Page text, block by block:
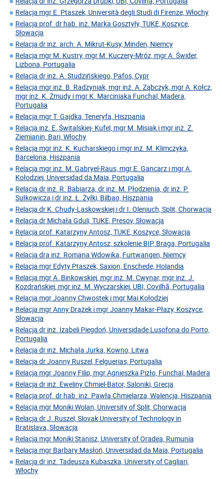
Relacja mgr E. Ptaszek, Università degli Studi di Firenze, Włochy
Relacja prof. dr hab. inż. Marka Gosztyły, TUKE, Koszyce,
Słowacja
Relacja dr inż. arch. A. Mikrut-Kusy, Minden, Niemcy
Relacja mgr M. Kustry, mgr M. Kuczery-Mróz, mgr A. Świder,
Lizbona, Portugalia
Relacja dr inż. A. Studzińskiego, Pafos, Cypr
Relacja mgr inż. B. Radzyniak, mgr inż. A. Ząbczyk, mgr A. Kołcz,
mgr inż. K. Żmudy i mgr K. Marciniaka Funchal, Madera,
Portugalia
Relacja mgr T. Gajdka, Teneryfa, Hiszpania
Relacja inż. E. Świtalskiej- Kufel, mgr M. Misiak i mgr inż. Z.
Ziemianin, Bari, Włochy
Relacja mgr inż. K. Kucharskiego i mgr inż. M. Klimczyka,
Barcelona, Hiszpania
Relacja mgr inż. M. Gabryel-Raus, mgr E. Gancarz i mgr A.
Kołodziej, Universidad da Maia, Portugalia
Relacja dr inż. R. Babiarza, dr inż. M. Płodzienia, dr inż. P.
Sułkowicza i dr inż. Ł. Żyłki, Bilbao, Hiszpania
Relacja dr K. Chudy-Laskowskiej i dr I. Oleniuch, Split, Chorwacja
Relacja dr Michała Gduli, TUKE, Presov, Słowacja
Relacja prof. Katarzyny Antosz, TUKE, Koszyce, Słowacja
Relacja prof. Katarzyny Antosz, szkolenie BIP, Braga, Portugalia
Relacja dra inż. Romana Wdowika, Furtwangen, Niemcy
Relacja mgr Edyty Ptaszek, Saxion, Enschede, Holandia
Relacja mgr A. Binkowskiej, mgr inż. M. Cwynar, mgr inż. J.
Kozdrańskiej, mgr inż. M. Wyczarskiej, UBI, Covilhã, Portugalia
Relacja mgr Joanny Chwostek i mgr Mai Kołodziej
Relacja mgr Anny Drążek i mgr Joanny Makar-Płazy, Koszyce,
Słowacja
Relacja dr inż. Izabeli Piegdoń, Universidade Lusofona do Porto,
Portugalia
Relacja dr inż. Michała Jurka, Kowno, Litwa
Relacja dr Joanny Ruszel, Felguerias, Portugalia
Relacja mgr Joanny Filip, mgr Agnieszka Pizło, Funchal, Madera
Relacja dr inż. Eweliny Chmiel-Bator, Saloniki, Grecja
Relacja prof. dr hab. inż. Pawła Chmielarza, Walencja, Hiszpania
Relacja mgr Moniki Wolan, University of Split, Chorwacja
Relacja dr J. Ruszel, Slovak University of Technology in
Bratislava, Słowacja
Relacja mgr Moniki Stanisz, University of Oradea, Rumunia
Relacja mgr Barbary Masłoń, Universidad da Maia, Portugalia
Relacja dr inż. Tadeusza Kubaszka, University of Cagliari,
Włochy